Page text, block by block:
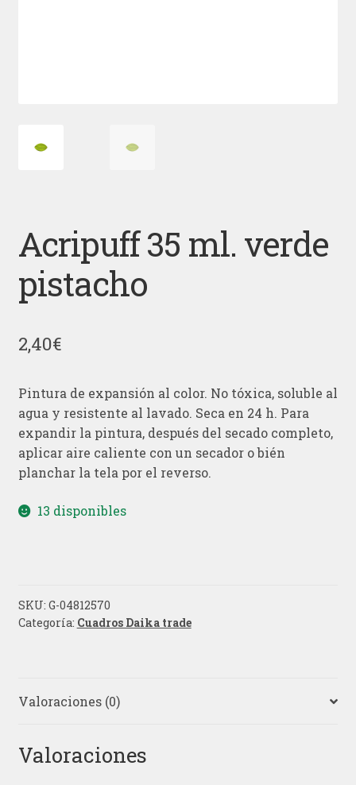
Acripuff 35 ml. verde
pistacho
2,40€
Pintura de expansión al color. No tóxica, soluble al
agua y resistente al lavado. Seca en 24 h. Para
expandir la pintura, después del secado completo,
aplicar aire caliente con un secador o bién
planchar la tela por el reverso.
13 disponibles
SKU: G-04812570
Categoría: Cuadros Daika trade
Valoraciones (0)
Valoraciones